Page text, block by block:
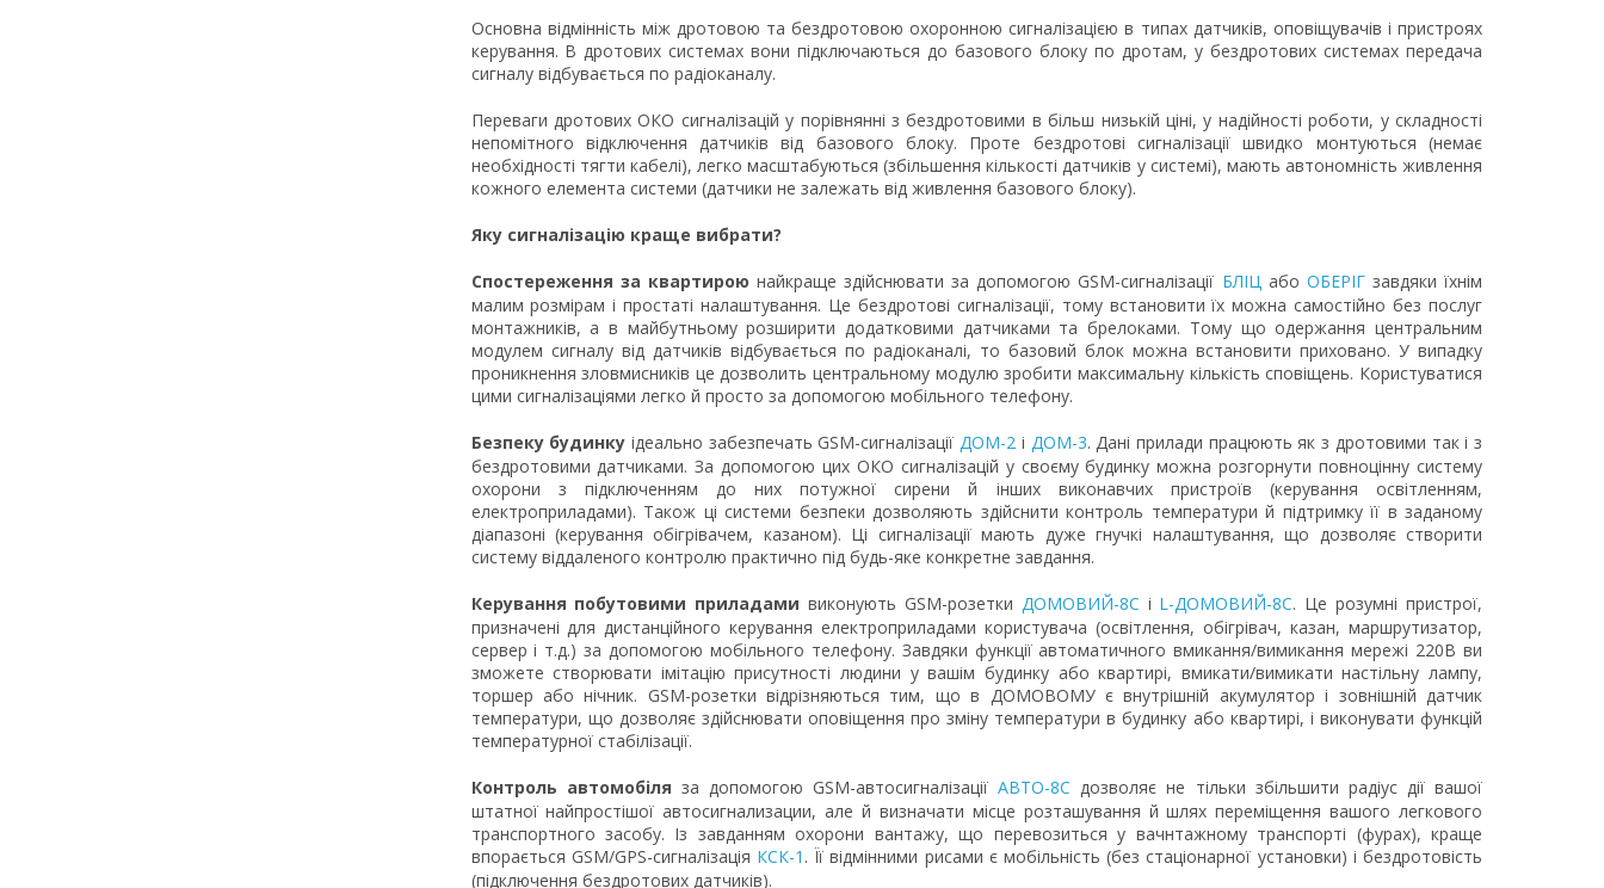
Основна відмінність між дротовою та бездротовою охоронною сигналізацією в типах датчиків, оповіщувачів і пристроях
керування. В дротових системах вони підключаються до базового блоку по дротам, у бездротових системах передача
сигналу відбувається по радіоканалу.
Переваги дротових ОКО сигналізацій у порівнянні з бездротовими в більш низькій ціні, у надійності роботи, у складності
непомітного відключення датчиків від базового блоку. Проте бездротові сигналізації швидко монтуються (немає
необхідності тягти кабелі), легко масштабуються (збільшення кількості датчиків у системі), мають автономність живлення
кожного елемента системи (датчики не залежать від живлення базового блоку).
Яку сигналізацію краще вибрати?
Спостереження за квартирою найкраще здійснювати за допомогою GSM-сигналізації БЛІЦ або ОБЕРІГзавдяки їхнім
малим розмірам і простаті налаштування. Це бездротові сигналізації, тому встановити їх можна самостійно без послуг
монтажників, а в майбутньому розширити додатковими датчиками та брелоками. Тому що одержання центральним
модулем сигналу від датчиків відбувається по радіоканалі, то базовий блок можна встановити приховано. У випадку
проникнення зловмисників це дозволить центральному модулю зробити максимальну кількість сповіщень. Користуватися
цими сигналізаціями легко й просто за допомогою мобільного телефону.
Безпеку будинку ідеально забезпечать GSM-сигналізації ДОМ-2 і ДОМ-3. Дані прилади працюють як з дротовими так і з
бездротовими датчиками. За допомогою цих ОКО сигналізацій у своєму будинку можна розгорнути повноцінну систему
охорони з підключенням до них потужної сирени й інших виконавчих пристроїв (керування освітленням,
електроприладами). Також ці системи безпеки дозволяють здійснити контроль температури й підтримку її в заданому
діапазоні (керування обігрівачем, казаном). Ці сигналізації мають дуже гнучкі налаштування, що дозволяє створити
систему віддаленого контролю практично під будь-яке конкретне завдання.
Керування побутовими приладами виконують GSM-розетки ДОМОВИЙ-8С і L-ДОМОВИЙ-8С. Це розумні пристрої,
призначені для дистанційного керування електроприладами користувача (освітлення, обігрівач, казан, маршрутизатор,
сервер і т.д.) за допомогою мобільного телефону. Завдяки функції автоматичного вмикання/вимикання мережі 220В ви
зможете створювати імітацію присутності людини у вашім будинку або квартирі, вмикати/вимикати настільну лампу,
торшер або нічник. GSM-розетки відрізняються тим, що в ДОМОВОМУ є внутрішній акумулятор і зовнішній датчик
температури, що дозволяє здійснювати оповіщення про зміну температури в будинку або квартирі, і виконувати функцій
температурної стабілізації.
Контроль автомобіля за допомогою GSM-автосигналізаціїАВТО-8С дозволяє не тільки збільшити радіус дії вашої
штатної найпростішої автосигнализации, але й визначати місце розташування й шлях переміщення вашого легкового
транспортного засобу. Із завданням охорони вантажу, що перевозиться у вачнтажному транспорті (фурах), краще
впорається GSM/GPS-сигналізація КСК-1 . Її відмінними рисами є мобільність (без стаціонарної установки) і бездротовість
(підключення бездротових датчиків).